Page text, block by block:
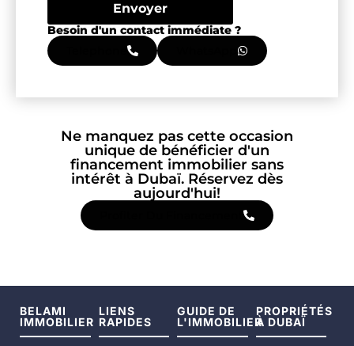
Envoyer
Besoin d'un contact immédiate ?
Ne manquez pas cette occasion
unique de bénéficier d'un
financement immobilier sans
intérêt à Dubaï. Réservez dès
aujourd'hui!
BELAMI
IMMOBILIER
LIENS
RAPIDES
GUIDE DE
L'IMMOBILIER
PROPRIÉTÉS
À DUBAÏ